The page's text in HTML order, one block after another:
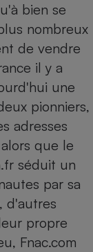
bien se
nombreux
de vendre
il y a
une
pionniers,
adresses
que le
séduit un
par sa
d'autres
propre
Fnac.com
- Drive
emprunteur
auto
climatiseur
aspirateur
aspirateur
cafetière
robot cuiseur
centrale
-
- Gaz
ordinateur
ultrabook
tablette
son
- Jardinage
- Beauté
Médecine -
de santé -
de votre